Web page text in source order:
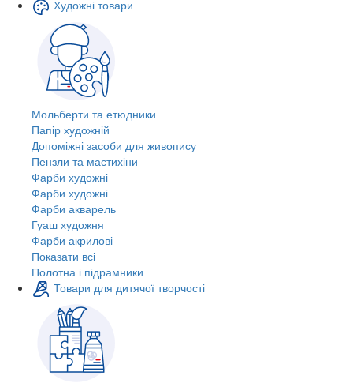
Художні товари
Мольберти та етюдники
Папір художній
Допоміжні засоби для живопису
Пензли та мастихіни
Фарби художні
Фарби художні
Фарби акварель
Гуаш художня
Фарби акрилові
Показати всі
Полотна і підрамники
Товари для дитячої творчості